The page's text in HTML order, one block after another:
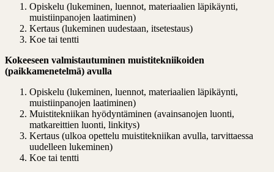
Opiskelu (lukeminen, luennot, materiaalien läpikäynti,
muistiinpanojen laatiminen)
Kertaus (lukeminen uudestaan, itsetestaus)
Koe tai tentti
Kokeeseen valmistautuminen muistitekniikoiden
(paikkamenetelmä) avulla
Opiskelu (lukeminen, luennot, materiaalien läpikäynti,
muistiinpanojen laatiminen)
Muistitekniikan hyödyntäminen (avainsanojen luonti,
matkareittien luonti, linkitys)
Kertaus (ulkoa opettelu muistitekniikan avulla, tarvittaessa
uudelleen lukeminen)
Koe tai tentti